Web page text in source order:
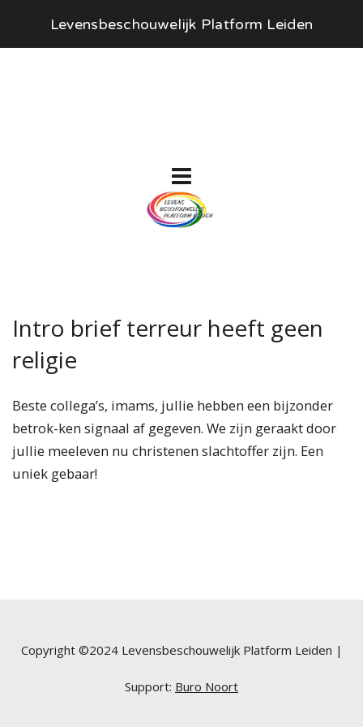
Levensbeschouwelijk Platform Leiden
Intro brief terreur heeft geen
religie
Beste collega’s, imams, jullie hebben een bijzonder
betrok-ken signaal af gegeven. We zijn geraakt door
jullie meeleven nu christenen slachtoffer zijn. Een
uniek gebaar!
Copyright ©2024 Levensbeschouwelijk Platform Leiden |
Support: Buro Noort